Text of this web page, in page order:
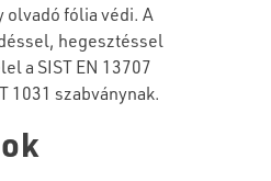
olvadó fólia védi. A
hegesztéssel
a SIST EN 13707
1031 szabványnak.